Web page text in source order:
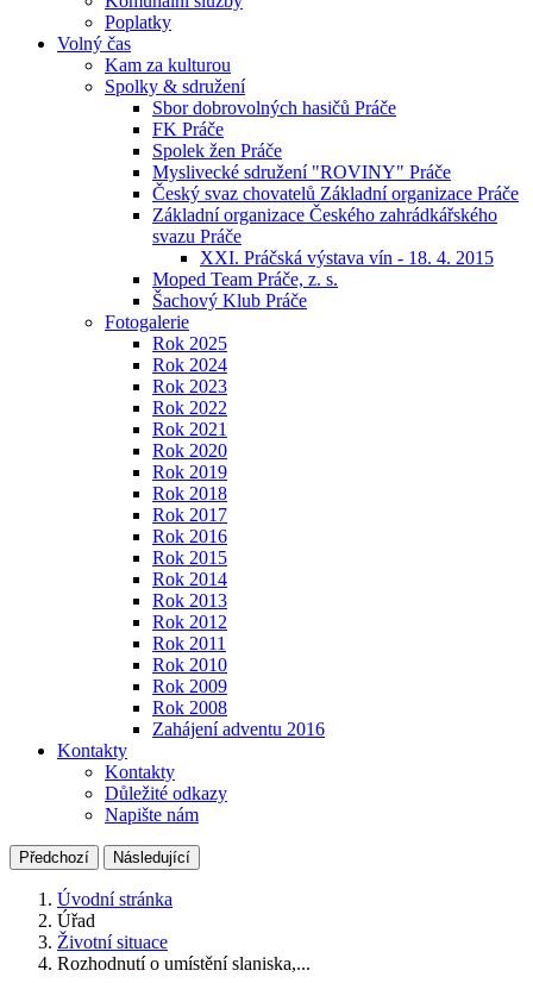
Poplatky
Volný čas
Kam za kulturou
Spolky & sdružení
Sbor dobrovolných hasičů Práče
FK Práče
Spolek žen Práče
Myslivecké sdružení "ROVINY" Práče
Český svaz chovatelů Základní organizace Práče
Základní organizace Českého zahrádkářského
svazu Práče
XXI. Práčská výstava vín - 18. 4. 2015
Moped Team Práče, z. s.
Šachový Klub Práče
Fotogalerie
Rok 2025
Rok 2024
Rok 2023
Rok 2022
Rok 2021
Rok 2020
Rok 2019
Rok 2018
Rok 2017
Rok 2016
Rok 2015
Rok 2014
Rok 2013
Rok 2012
Rok 2011
Rok 2010
Rok 2009
Rok 2008
Zahájení adventu 2016
Kontakty
Kontakty
Důležité odkazy
Napište nám
Předchozí Následující
Úvodní stránka
Úřad
Životní situace
Rozhodnutí o umístění slaniska,...